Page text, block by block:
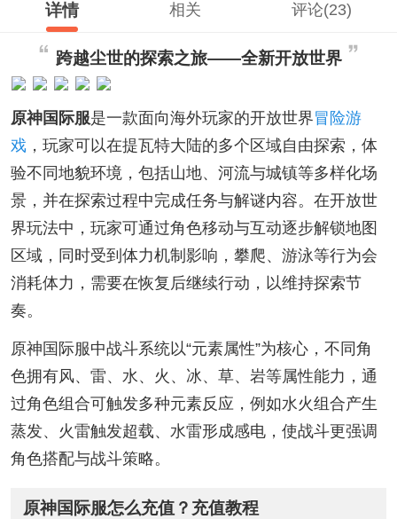
详情 相关 评论(23)
跨越尘世的探索之旅——全新开放世界
原神国际服是一款面向海外玩家的开放世界冒险游
戏 ，玩家可以在提瓦特大陆的多个区域自由探索，体
验不同地貌环境，包括山地、河流与城镇等多样化场
景，并在探索过程中完成任务与解谜内容。在开放世
界玩法中，玩家可通过角色移动与互动逐步解锁地图
区域，同时受到体力机制影响，攀爬、游泳等行为会
消耗体力，需要在恢复后继续行动，以维持探索节
奏。
原神国际服中战斗系统以“元素属性”为核心，不同角
色拥有风、雷、水、火、冰、草、岩等属性能力，通
过角色组合可触发多种元素反应，例如水火组合产生
蒸发、火雷触发超载、水雷形成感电，使战斗更强调
角色搭配与战斗策略。
原神国际服怎么充值？充值教程